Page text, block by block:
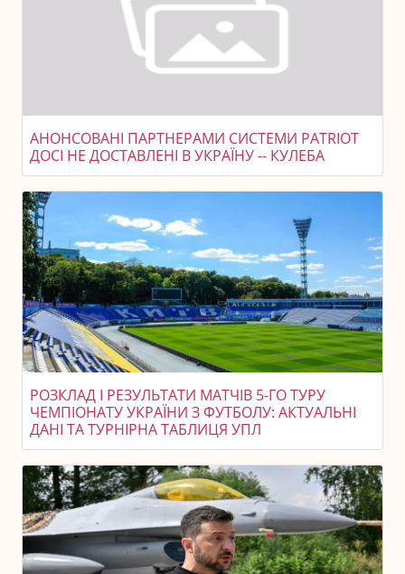
АНОНСОВАНІ ПАРТНЕРАМИ СИСТЕМИ PATRIOT
ДОСІ НЕ ДОСТАВЛЕНІ В УКРАЇНУ -- КУЛЕБА
РОЗКЛАД І РЕЗУЛЬТАТИ МАТЧІВ 5-ГО ТУРУ
ЧЕМПІОНАТУ УКРАЇНИ З ФУТБОЛУ: АКТУАЛЬНІ
ДАНІ ТА ТУРНІРНА ТАБЛИЦЯ УПЛ